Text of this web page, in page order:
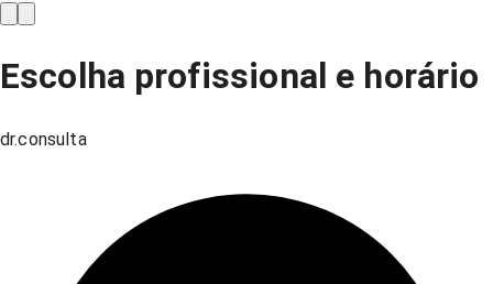
Escolha profissional e horário
dr.consulta